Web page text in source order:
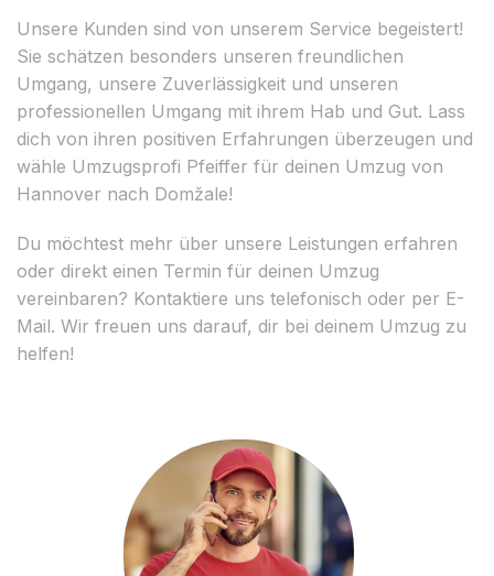
Unsere Kunden sind von unserem Service begeistert!
Sie schätzen besonders unseren freundlichen
Umgang, unsere Zuverlässigkeit und unseren
professionellen Umgang mit ihrem Hab und Gut. Lass
dich von ihren positiven Erfahrungen überzeugen und
wähle Umzugsprofi Pfeiffer für deinen Umzug von
Hannover nach Domžale!
Du möchtest mehr über unsere Leistungen erfahren
oder direkt einen Termin für deinen Umzug
vereinbaren? Kontaktiere uns telefonisch oder per E-
Mail. Wir freuen uns darauf, dir bei deinem Umzug zu
helfen!